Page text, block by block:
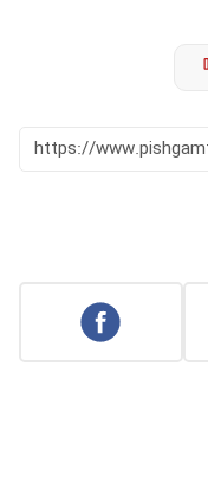
https://